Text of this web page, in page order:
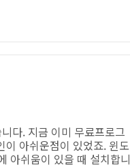
다. 지금 이미 무료프로그
아쉬운점이 있었죠. 윈도
아쉬움이 있을 때 설치합니